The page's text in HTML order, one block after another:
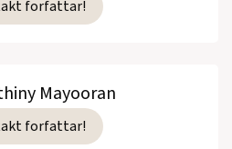
forfattar!
Mayooran
forfattar!